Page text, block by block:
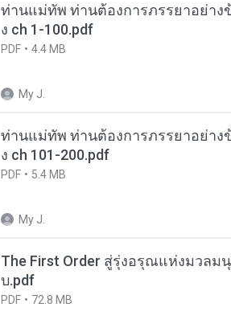
ท่านแม่ทัพ ท่านต้องการภรรยาอย่างข้
ง ch 1-100.pdf
PDF 4.4 MB
My J.
ท่านแม่ทัพ ท่านต้องการภรรยาอย่างข้
ง ch 101-200.pdf
PDF 5.4 MB
My J.
The First Order สู่รุ่งอรุณแห่งมวลม
บ.pdf
PDF 72.8 MB